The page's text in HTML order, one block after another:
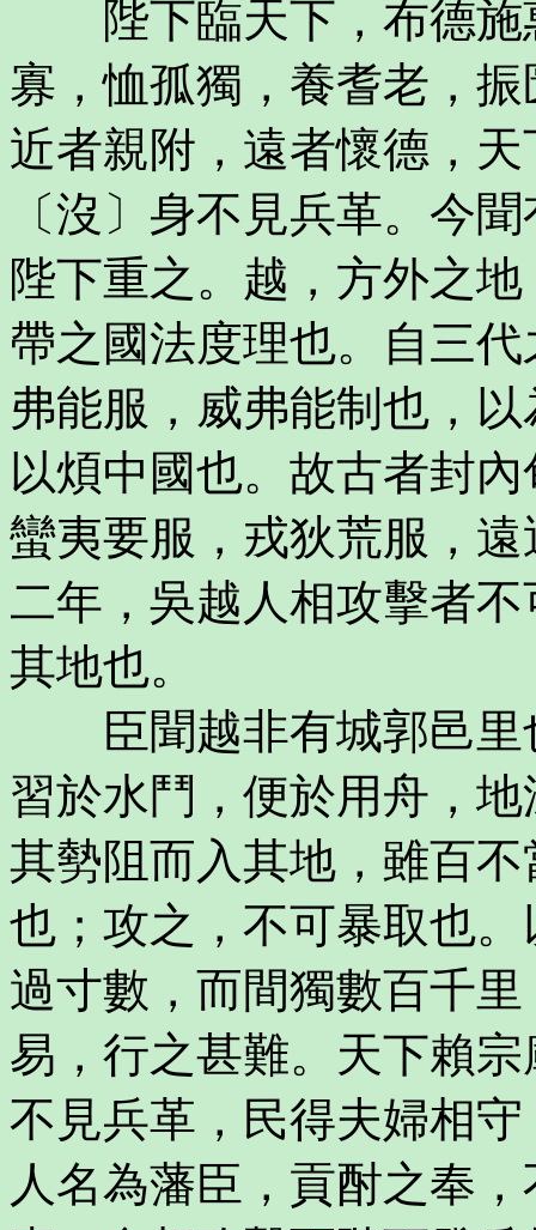
陛下臨天下，布德施
寡，恤孤獨，養耆老，
近者親附，遠者懷德，
〔沒〕身不見兵革。今
陛下重之。越，方外之
帶之國法度理也。自三
弗能服，威弗能制也，
以煩中國也。故古者封
蠻夷要服，戎狄荒服，
二年，吳越人相攻擊者
其地也。
臣聞越非有城郭邑里
習於水鬥，便於用舟，
其勢阻而入其地，雖百
也；攻之，不可暴取也
過寸數，而間獨數百千
易，行之甚難。天下賴
不見兵革，民得夫婦相
人名為藩臣，貢酎之奉